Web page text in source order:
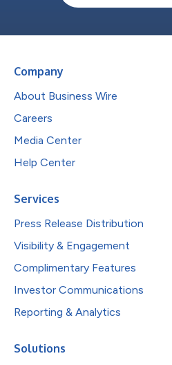
Company
About Business Wire
Careers
Media Center
Help Center
Services
Press Release Distribution
Visibility & Engagement
Complimentary Features
Investor Communications
Reporting & Analytics
Solutions